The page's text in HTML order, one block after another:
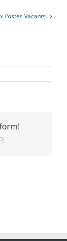
Postes Vacants.
Email